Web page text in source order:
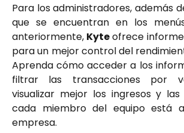
Para los administradores, además
que se encuentran en los
anteriormente, Kyteofrece
para un mejor control del
Aprenda cómo acceder a los
filtrar las transacciones por
visualizar mejor los ingresos y
cada miembro del equipo está
empresa.